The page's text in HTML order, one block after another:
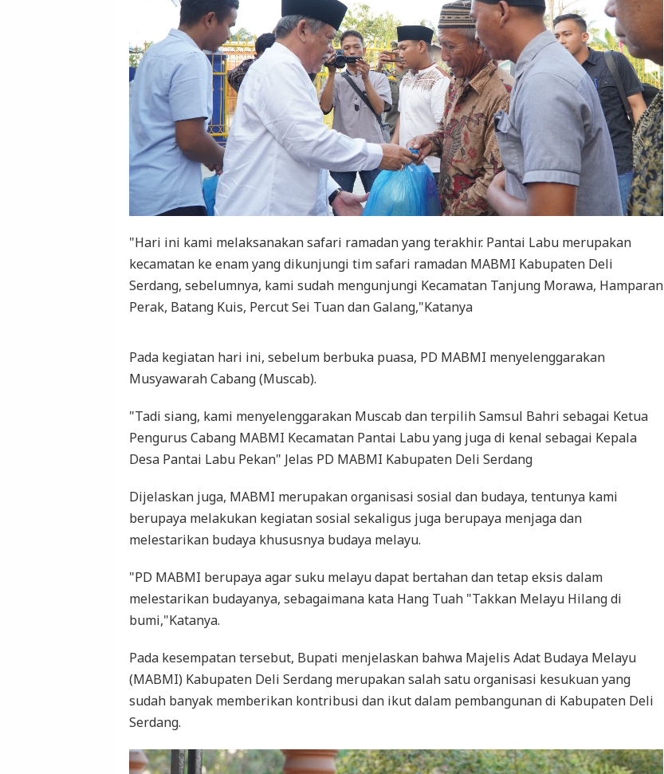
"Hari ini kami melaksanakan safari ramadan yang terakhir. Pantai Labu merupakan
kecamatan ke enam yang dikunjungi tim safari ramadan MABMI Kabupaten Deli
Serdang, sebelumnya, kami sudah mengunjungi Kecamatan Tanjung Morawa, Hamparan
Perak, Batang Kuis, Percut Sei Tuan dan Galang,"Katanya
Pada kegiatan hari ini, sebelum berbuka puasa, PD MABMI menyelenggarakan
Musyawarah Cabang (Muscab).
"Tadi siang, kami menyelenggarakan Muscab dan terpilih Samsul Bahri sebagai Ketua
Pengurus Cabang MABMI Kecamatan Pantai Labu yang juga di kenal sebagai Kepala
Desa Pantai Labu Pekan" Jelas PD MABMI Kabupaten Deli Serdang
Dijelaskan juga, MABMI merupakan organisasi sosial dan budaya, tentunya kami
berupaya melakukan kegiatan sosial sekaligus juga berupaya menjaga dan
melestarikan budaya khususnya budaya melayu.
"PD MABMI berupaya agar suku melayu dapat bertahan dan tetap eksis dalam
melestarikan budayanya, sebagaimana kata Hang Tuah "Takkan Melayu Hilang di
bumi,"Katanya.
Pada kesempatan tersebut, Bupati menjelaskan bahwa Majelis Adat Budaya Melayu
(MABMI) Kabupaten Deli Serdang merupakan salah satu organisasi kesukuan yang
sudah banyak memberikan kontribusi dan ikut dalam pembangunan di Kabupaten Deli
Serdang.